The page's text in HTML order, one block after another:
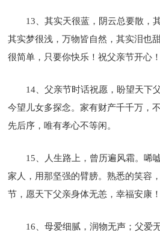
13、其实天很蓝，阴云总要散，
其实梦很浅，万物皆自然，其实泪也
很简单，只要你快乐！祝父亲节开心！
14、父亲节时话祝愿，盼望天下
今望儿女多探念。家有财产千千万，
先后序，唯有孝心不等闲。
15、人生路上，曾历遍风霜。唏
家人，用那坚强的臂膀。熟悉的笑容
节，愿天下父亲身体无恙，幸福安康！
16、母爱细腻，润物无声；父爱